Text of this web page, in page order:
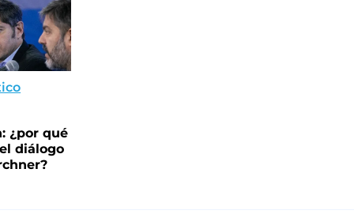
¿por qué
diálogo